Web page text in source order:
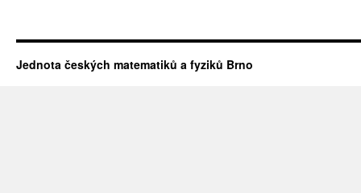
Jednota českých matematiků a fyziků Brno